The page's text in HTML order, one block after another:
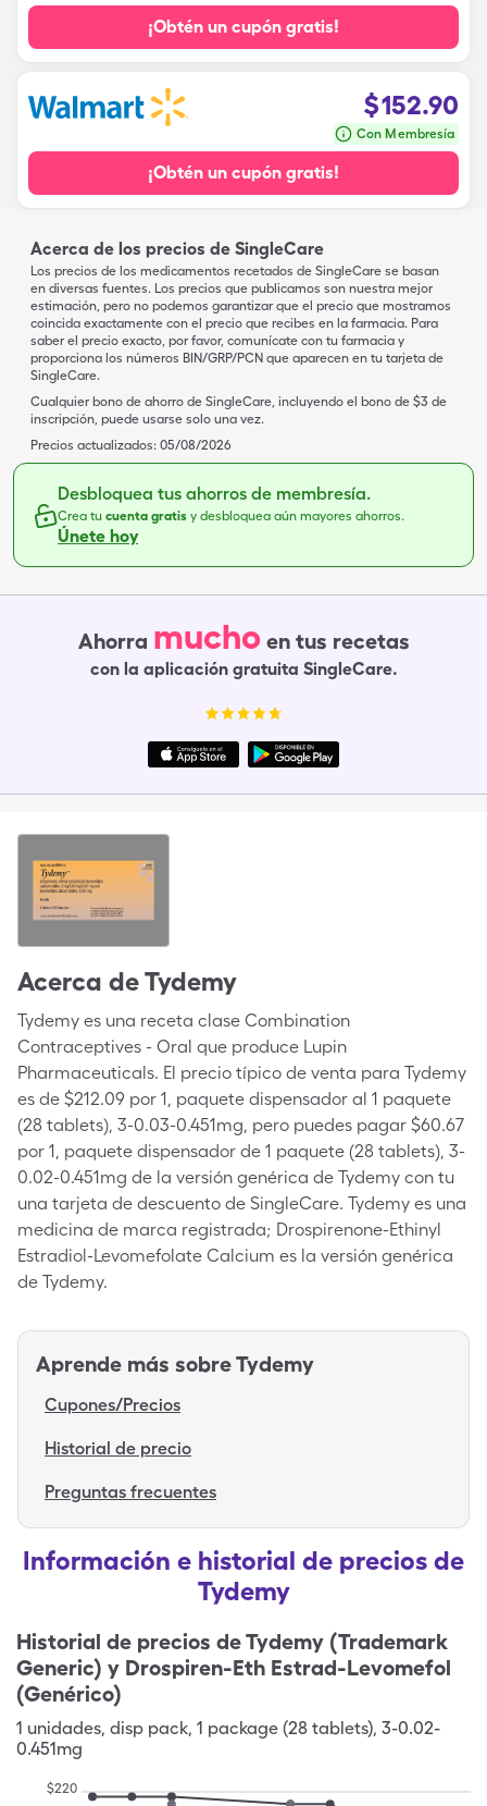
¡Obtén un cupón gratis!
$152.90
Con Membresía
¡Obtén un cupón gratis!
Acerca de los precios de SingleCare
Los precios de los medicamentos recetados de SingleCare se basan
en diversas fuentes. Los precios que publicamos son nuestra mejor
estimación, pero no podemos garantizar que el precio que mostramos
coincida exactamente con el precio que recibes en la farmacia. Para
saber el precio exacto, por favor, comunícate con tu farmacia y
proporciona los números BIN/GRP/PCN que aparecen en tu tarjeta de
SingleCare.
Cualquier bono de ahorro de SingleCare, incluyendo el bono de $3 de
inscripción, puede usarse solo una vez.
Precios actualizados: 05/08/2026
Desbloquea tus ahorros de membresía.
Crea tu cuenta gratis y desbloquea aún mayores ahorros.
Únete hoy
Ahorra mucho en tus recetas
con la aplicación gratuita SingleCare.
Acerca deTydemy
Tydemy es una receta clase Combination
Contraceptives - Oral que produce Lupin
Pharmaceuticals. El precio típico de venta para Tydemy
es de $212.09 por 1, paquete dispensador al 1 paquete
(28 tablets), 3-0.03-0.451mg, pero puedes pagar $60.67
por 1, paquete dispensador de 1 paquete (28 tablets), 3-
0.02-0.451mg de la versión genérica de Tydemy con tu
una tarjeta de descuento de SingleCare. Tydemy es una
medicina de marca registrada; Drospirenone-Ethinyl
Estradiol-Levomefolate Calcium es la versión genérica
de Tydemy.
Aprende más sobreTydemy
Cupones/Precios
Historial de precio
Preguntas frecuentes
Información e historial de precios de
Tydemy
Historial de precios deTydemy (Trademark
Generic) y Drospiren-Eth Estrad-Levomefol
(Genérico)
1 unidades, disp pack, 1 package (28 tablets), 3-0.02-
0.451mg
$220